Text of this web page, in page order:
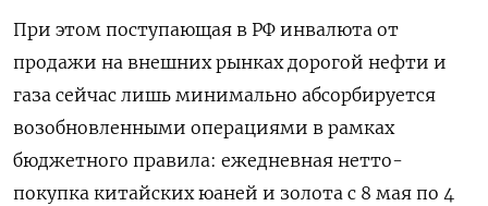
При этом поступающая в РФ инвалюта от
продажи на внешних рынках дорогой нефти и
газа ‌сейчас лишь минимально абсорбируется
возобновленными операциями в рамках
бюджетного правила: ежедневная нетто-
покупка китайских юаней и золота с 8 мая по 4